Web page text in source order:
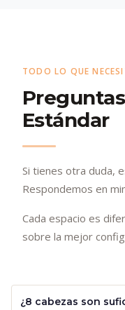
TODO LO QUE
Estándar
Si tienes otra duda,
Respondemos en
Cada espacio es
sobre la mejor
¿8 cabezas son